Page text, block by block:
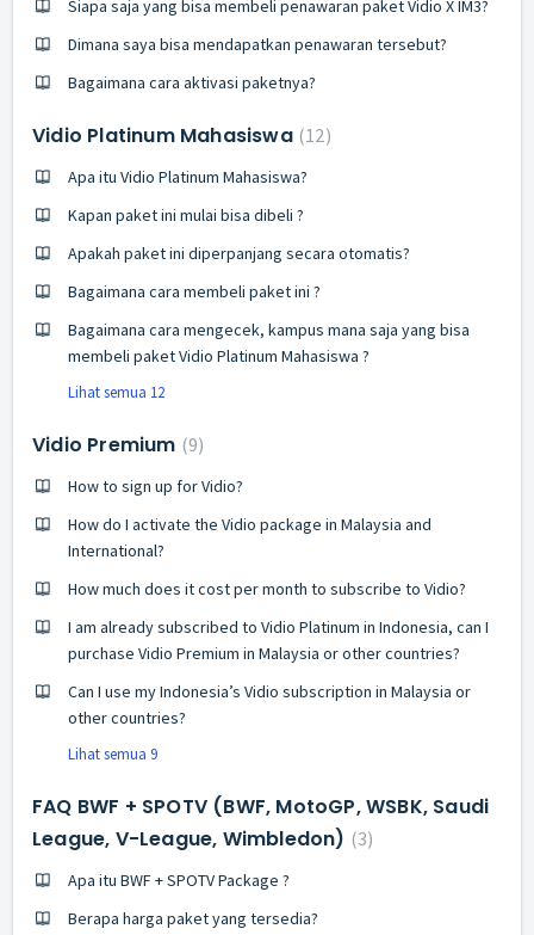
Siapa saja yang bisa membeli penawaran paket Vidio X IM3?
Dimana saya bisa mendapatkan penawaran tersebut?
Bagaimana cara aktivasi paketnya?
Vidio Platinum Mahasiswa 12
Apa itu Vidio Platinum Mahasiswa?
Kapan paket ini mulai bisa dibeli ?
Apakah paket ini diperpanjang secara otomatis?
Bagaimana cara membeli paket ini ?
Bagaimana cara mengecek, kampus mana saja yang bisa
membeli paket Vidio Platinum Mahasiswa ?
Lihat semua 12
Vidio Premium 9
How to sign up for Vidio?
How do I activate the Vidio package in Malaysia and
International?
How much does it cost per month to subscribe to Vidio?
I am already subscribed to Vidio Platinum in Indonesia, can I
purchase Vidio Premium in Malaysia or other countries?
Can I use my Indonesia’s Vidio subscription in Malaysia or
other countries?
Lihat semua 9
FAQ BWF + SPOTV (BWF, MotoGP, WSBK, Saudi
League, V-League, Wimbledon)
3
Apa itu BWF + SPOTV Package ?
Berapa harga paket yang tersedia?